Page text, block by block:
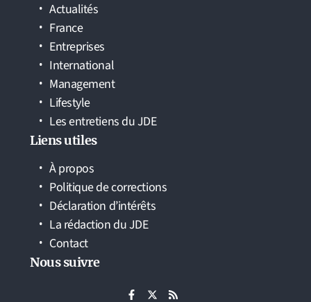
Actualités
France
Entreprises
International
Management
Lifestyle
Les entretiens du JDE
Liens utiles
À propos
Politique de corrections
Déclaration d’intérêts
La rédaction du JDE
Contact
Nous suivre